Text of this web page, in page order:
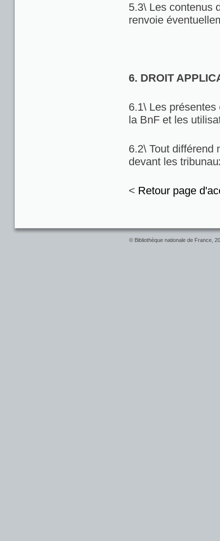
5.3\ Les contenus
renvoie
6. DROIT
6.1\ Les
la BnF et les
6.2\ Tout différend
devant les
< Retour page
© Bibliothèque nationale de France,